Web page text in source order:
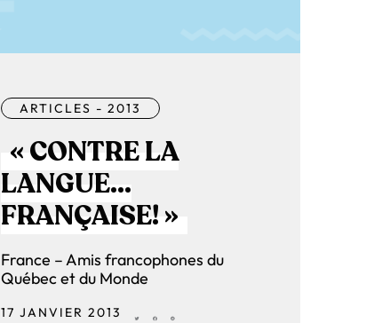
ARTICLES - 2013
« CONTRE LA
LANGUE…
FRANÇAISE! »
France – Amis francophones du
Québec et du Monde
17 JANVIER 2013